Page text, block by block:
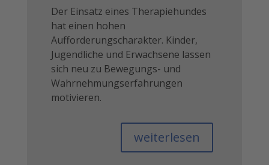
Der Einsatz eines Therapiehundes
hat einen hohen
Aufforderungscharakter. Kinder,
Jugendliche und Erwachsene lassen
sich neu zu Bewegungs- und
Wahrnehmungserfahrungen
motivieren.
weiterlesen